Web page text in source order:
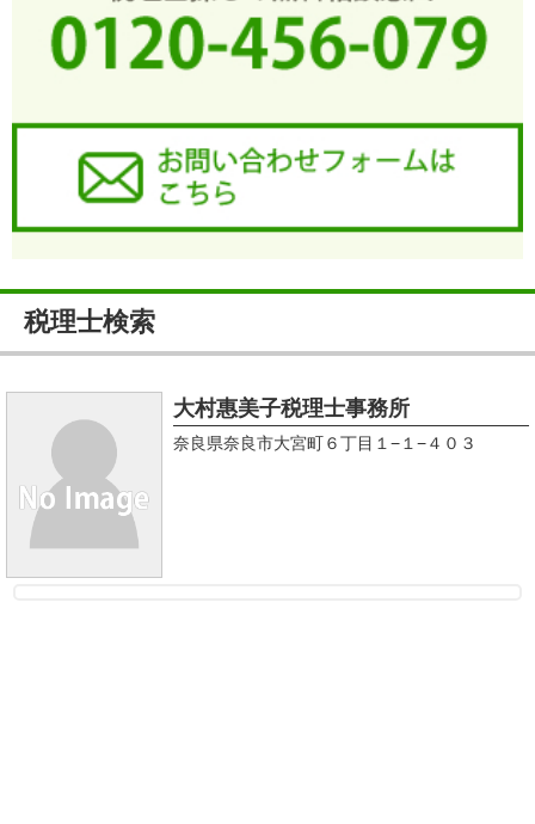
税理士検索
大村惠美子税理士事務所
奈良県奈良市大宮町６丁目１−１−４０３